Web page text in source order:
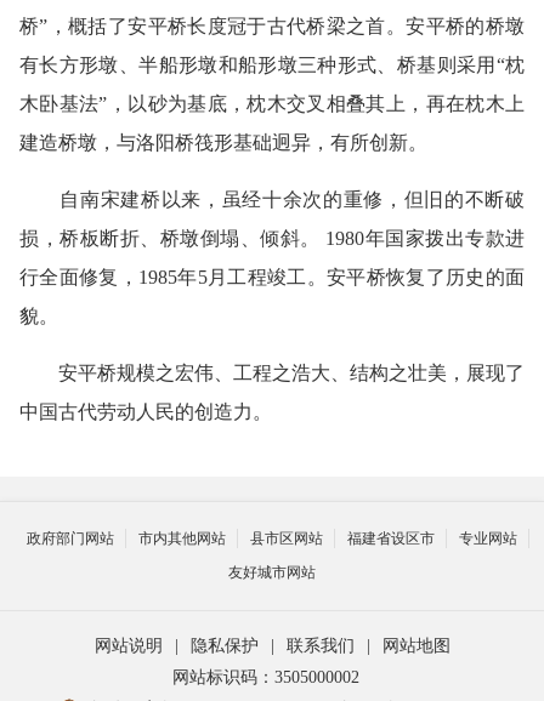
桥”，概括了安平桥长度冠于古代桥梁之首。安平桥的桥墩
有长方形墩、半船形墩和船形墩三种形式、桥基则采用“枕
木卧基法”，以砂为基底，枕木交叉相叠其上，再在枕木上
建造桥墩，与洛阳桥筏形基础迥异，有所创新。
自南宋建桥以来，虽经十余次的重修，但旧的不断破
损，桥板断折、桥墩倒塌、倾斜。 1980年国家拨出专款进
行全面修复，1985年5月工程竣工。安平桥恢复了历史的面
貌。
安平桥规模之宏伟、工程之浩大、结构之壮美，展现了
中国古代劳动人民的创造力。
政府部门网站 市内其他网站 县市区网站 福建省设区市
专业网站
友好城市网站
网站说明 隐私保护 联系我们
网站地图
网站标识码：3505000002